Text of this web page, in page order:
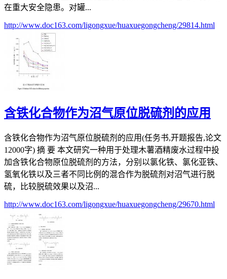
在重大安全隐患。对罐...
http://www.doc163.com/ligongxue/huaxuegongcheng/29814.html
含铁化合物作为沼气原位脱硫剂的应用
含铁化合物作为沼气原位脱硫剂的应用(任务书,开题报告,论文
12000字) 摘 要 本文研究一种用于处理木薯酒精废水过程中投
加含铁化合物原位脱硫剂的方法，分别以氯化铁、氯化亚铁、
氢氧化铁以及三者不同比例的混合作为脱硫剂对沼气进行脱
硫，比较脱硫效果以及沼...
http://www.doc163.com/ligongxue/huaxuegongcheng/29670.html